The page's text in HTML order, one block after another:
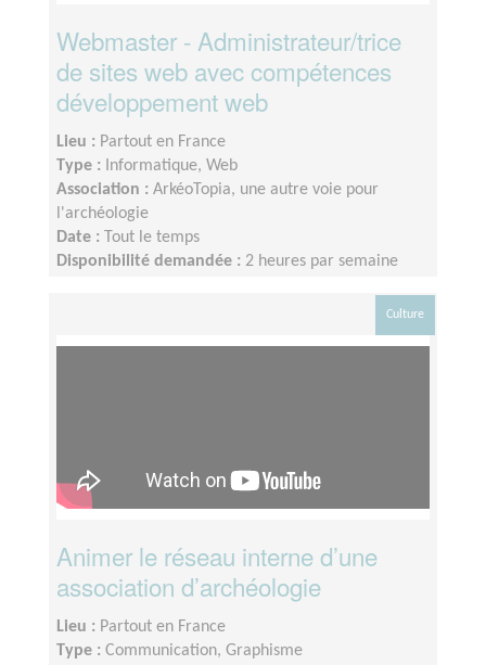
Webmaster - Administrateur/trice
de sites web avec compétences
développement web
Lieu : Partout en France
Type :
Informatique, Web
Association : ArkéoTopia, une autre voie pour
l'archéologie
Date :
Tout le temps
Disponibilité demandée : 2 heures par semaine
Culture
Animer le réseau interne d’une
association d’archéologie
Lieu : Partout en France
Type : Communication, Graphisme